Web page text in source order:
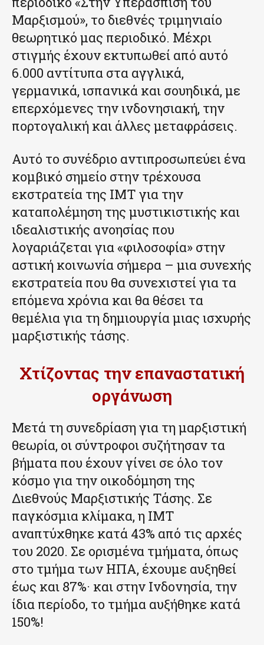
Μαρξισμού», το διεθνές τριμηνιαίο
θεωρητικό μας περιοδικό. Μέχρι
στιγμής έχουν εκτυπωθεί από αυτό
6.000 αντίτυπα στα αγγλικά,
γερμανικά, ισπανικά και σουηδικά, με
επερχόμενες την ινδονησιακή, την
πορτογαλική και άλλες μεταφράσεις.
Αυτό το συνέδριο αντιπροσωπεύει ένα
κομβικό σημείο στην τρέχουσα
εκστρατεία της IMT για την
καταπολέμηση της μυστικιστικής και
ιδεαλιστικής ανοησίας που
λογαριάζεται για «φιλοσοφία» στην
αστική κοινωνία σήμερα – μια συνεχής
εκστρατεία που θα συνεχιστεί για τα
επόμενα χρόνια και θα θέσει τα
θεμέλια για τη δημιουργία μιας ισχυρής
μαρξιστικής τάσης.
Χτίζοντας την επαναστατική
οργάνωση
Μετά τη συνεδρίαση για τη μαρξιστική
θεωρία, οι σύντροφοι συζήτησαν τα
βήματα που έχουν γίνει σε όλο τον
κόσμο για την οικοδόμηση της
Διεθνούς Μαρξιστικής Τάσης. Σε
παγκόσμια κλίμακα, η IMT
αναπτύχθηκε κατά 43% από τις αρχές
του 2020. Σε ορισμένα τμήματα, όπως
στο τμήμα των ΗΠΑ, έχουμε αυξηθεί
έως και 87%· και στην Ινδονησία, την
ίδια περίοδο, το τμήμα αυξήθηκε κατά
150%!